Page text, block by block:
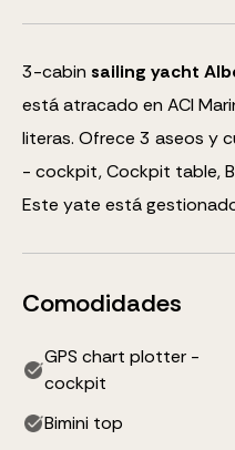
3-cabin sailing yacht
está atracado en ACI
literas. Ofrece 3 aseos y
- cockpit, Cockpit table,
Este yate está
Comodidades
GPS chart plotter -
cockpit
Bimini top